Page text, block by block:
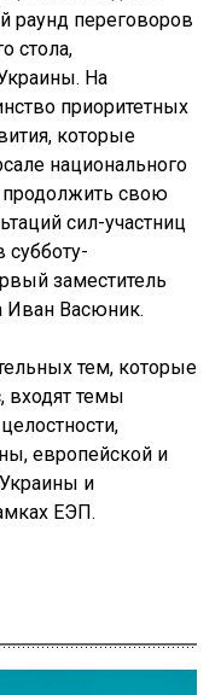
раунд переговоров
стола,
На
приоритетных
которые
национального
продолжить свою
сил-участниц
субботу-
заместитель
Иван Васюник.
тем, которые
входят темы
европейской и
и
ЕЭП.